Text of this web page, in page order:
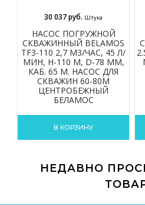
НАСОС ПОГРУЖНОЙ
СКВАЖИННЫЙ BELAMOS
TF3-110 2,7 М3/ЧАС, 45 Л/
МИН, Н-110 М, D-78 ММ,
КАБ. 65 М. НАСОС ДЛЯ
СКВАЖИН 60-80М
ЦЕНТРОБЕЖНЫЙ
БЕЛАМОС
30 037 руб. Штука
В КОРЗИНУ
НЕДАВНО